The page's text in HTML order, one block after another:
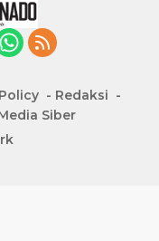
Redaksi
Siber